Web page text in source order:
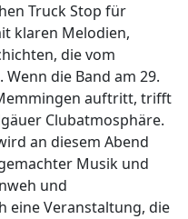
Truck Stop für
klaren Melodien,
die vom
die Band am 29.
auftritt, trifft
Clubatmosphäre.
an diesem Abend
Musik und
und
eine Veranstaltung, die